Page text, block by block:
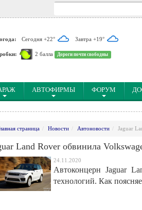
Сегодня +22° Завтра +19°
2 балла Дороги почти свободны
АВТОФИРМЫ ФОРУМ
страница Новости Автоновости Jaguar
Land Rover обвинила
24.11.2020
Автоконцерн Jaguar
технологий. Как